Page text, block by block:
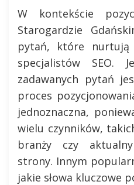
W kontekście
Starogardzie
pytań, które nurtują
specjalistów SEO.
zadawanych pytań
proces
jednoznaczna,
wielu czynników,
branży czy
strony. Innym
jakie słowa kluczowe